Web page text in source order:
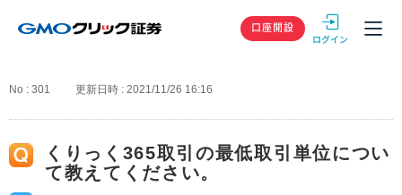
GMOクリック
口座開設
No : 301 更新日時 : 2021/11/26 16:16
くりっく365取引の最低取引単位につい
て教えてください。